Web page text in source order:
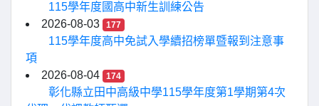
115學年度國高中新生訓練公告
2026-08-03
177
115學年度高中免試入學續招榜單暨報到注意事
項
2026-08-04
174
彰化縣立田中高級中學115學年度第1學期第4次